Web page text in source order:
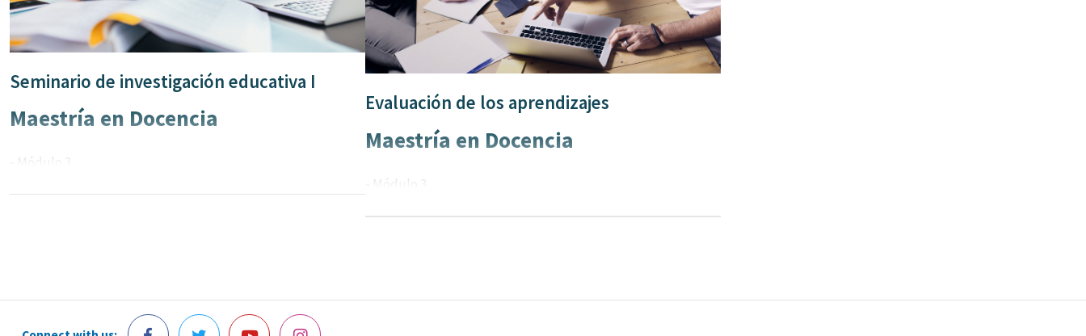
Seminario de investigación educativa I
Maestría en Docencia
Módulo 3
Evaluación de los aprendizajes
Maestría en Docencia
Módulo 3